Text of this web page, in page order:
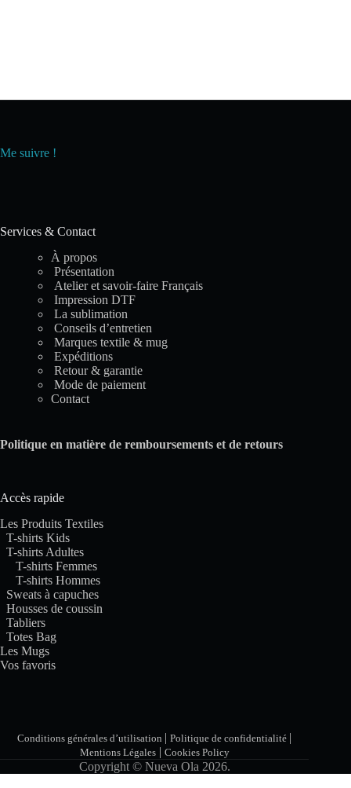
Me suivre !
Services & Contact
À propos
Présentation
Atelier et savoir-faire Français
Impression DTF
La sublimation
Conseils d’entretien
Marques textile & mug
Expéditions
Retour & garantie
Mode de paiement
Contact
Politique en matière de remboursements et de retours
Accès rapide
Les Produits Textiles
T-shirts Kids
T-shirts Adultes
T-shirts Femmes
T-shirts Hommes
Sweats à capuches
Housses de coussin
Tabliers
Totes Bag
Les Mugs
Vos favoris
Conditions générales d’utilisation |Politique de confidentialité |
Mentions Légales| Cookies Policy
Copyright © Nueva Ola 2026.